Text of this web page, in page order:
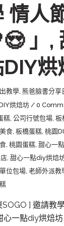
情人
」,
烘
教學, 熊爸臉書分享
烘焙坊
0
糕, 公司行號包場, 板
食, 板橋蛋糕, 桃園
, 桃園蛋糕, 甜心一
, 甜心一點diy烘焙
位包場, 老師外派教
SOGO ] 邀請教
心一點diy烘焙